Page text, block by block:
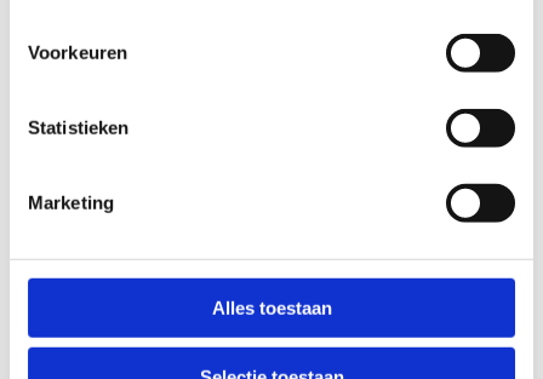
Voorkeuren
Statistieken
Marketing
Alles toestaan
Direct advies nodig?
Neem vrijblijvend contact met ons
BEL ONS +31(0)651345392